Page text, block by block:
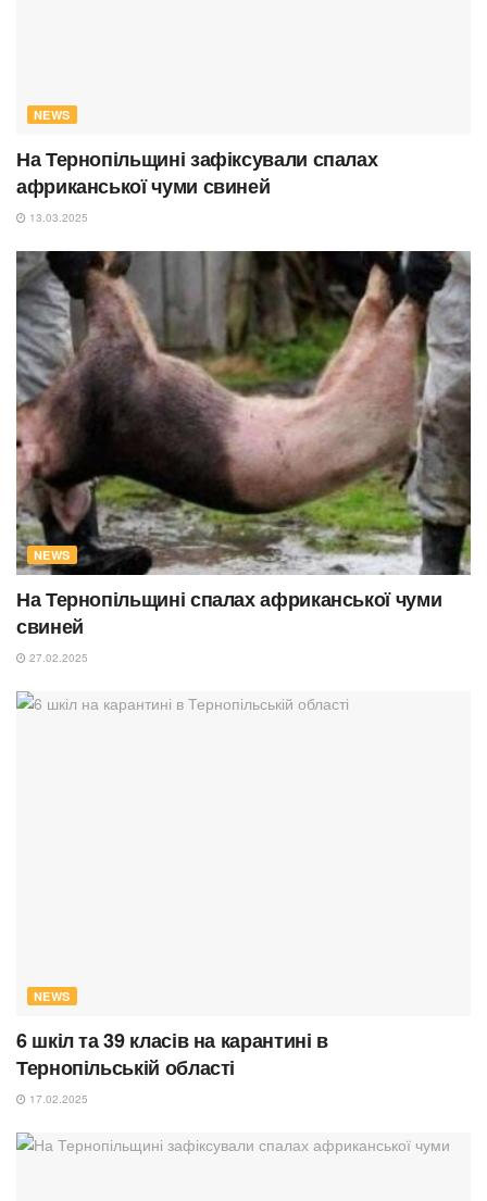
NEWS
На Тернопільщині зафіксували спалах
африканської чуми свиней
13.03.2025
NEWS
На Тернопільщині спалах африканської чуми
свиней
27.02.2025
NEWS
6 шкіл та 39 класів на карантині в
Тернопільській області
17.02.2025